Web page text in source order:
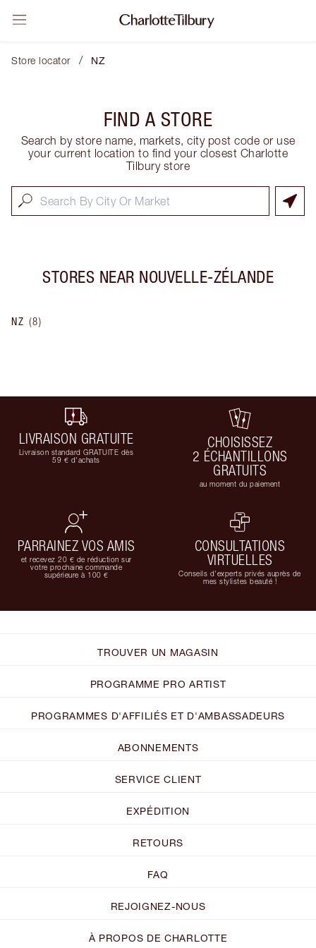
Store locator / NZ
FIND A STORE
Search by store name, markets, city post code or use
your current location to find your closest Charlotte
Tilbury store
STORES NEAR NOUVELLE-ZÉLANDE
NZ (8)
LIVRAISON GRATUITE
Livraison standard GRATUITE dès
59 € d'achats
CHOISISSEZ
2 ÉCHANTILLONS
GRATUITS
au moment du paiement
PARRAINEZ VOS AMIS
et recevez 20 € de réduction sur
votre prochaine commande
supérieure à 100 €
CONSULTATIONS
VIRTUELLES
Conseils d'experts privés auprès de
mes stylistes beauté !
TROUVER UN MAGASIN
PROGRAMME PRO ARTIST
PROGRAMMES D'AFFILIÉS ET D'AMBASSADEURS
ABONNEMENTS
SERVICE CLIENT
EXPÉDITION
RETOURS
FAQ
REJOIGNEZ-NOUS
À PROPOS DE CHARLOTTE